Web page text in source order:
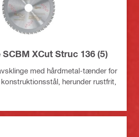
XCut Struc 136 (5)
med hårdmetal-tænder for
herunder rustfrit,